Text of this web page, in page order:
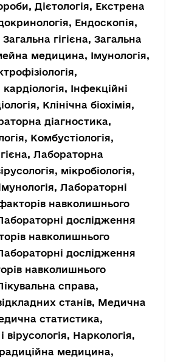
Дієтологія, Екстрена
Ендоскопія,
Загальна гігієна, Загальна
медицина, Імунологія,
Інфекційні
Клінічна біохімія,
діагностика,
Комбустіологія,
Лабораторна
мікробіологія,
Лабораторні
навколишнього
дослідження
навколишнього
дослідження
навколишнього
справа,
станів, Медична
статистика,
вірусологія, Наркологія,
медицина,